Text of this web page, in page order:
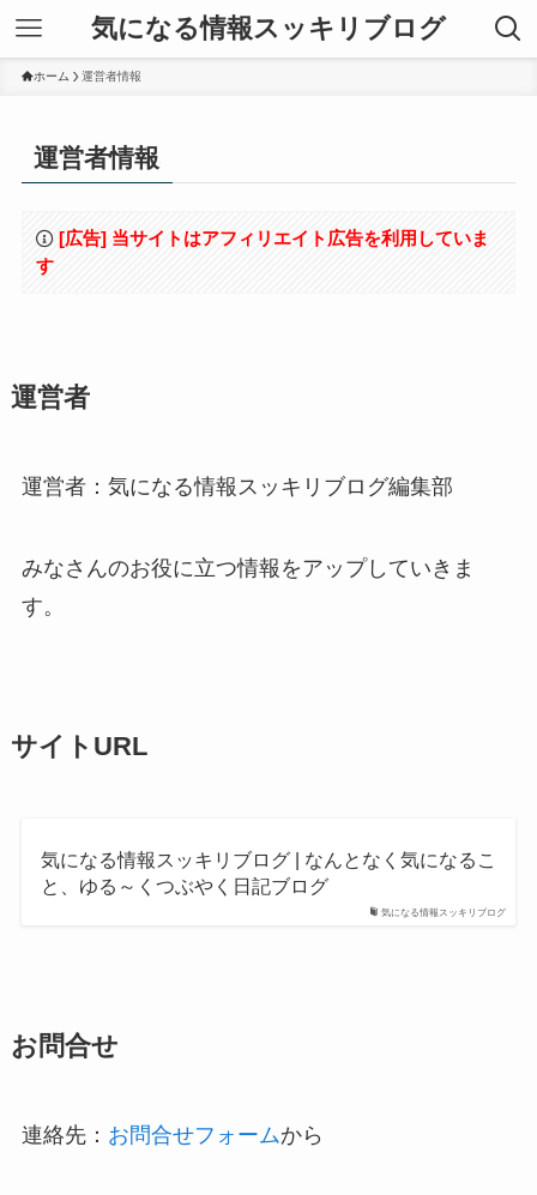
気になる情報スッキリブログ
ホーム 運営者情報
運営者情報
[広告] 当サイトはアフィリエイト広告を利用していま
す
運営者
運営者：気になる情報スッキリブログ編集部
みなさんのお役に立つ情報をアップしていきま
す。
サイトURL
気になる情報スッキリブログ
気になる情報スッキリブログ | なんとなく気になるこ
と、ゆる～くつぶやく日記ブログ
お問合せ
連絡先： お問合せフォームから